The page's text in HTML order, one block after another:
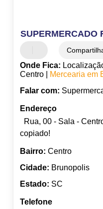
SUPERMERCADO
Onde Fica:
Centro |
Mercearia em
Falar com:
Endereço
Rua, 00 - Sala -
copiado!
Bairro: Centro
Cidade: Brunopolis
Estado: SC
Telefone